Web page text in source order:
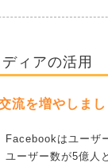
ィアの活用
流を増やしまし
Facebookはユーザ
ユーザー数が5億人